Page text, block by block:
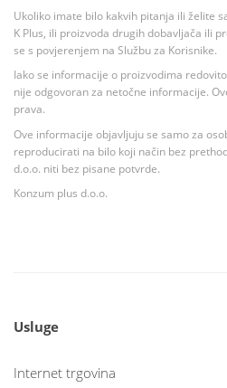
Ukoliko imate bilo kakvih pitanja ili želite
K Plus, ili proizvoda drugih dobavljača ili
se s povjerenjem na Službu za Korisnike.
Iako se informacije o proizvodima
nije odgovoran za netočne informacije.
prava.
Ove informacije objavljuju se samo za
reproducirati na bilo koji način bez
d.o.o. niti bez pisane potvrde.
Konzum plus d.o.o.
Usluge
Internet trgovina